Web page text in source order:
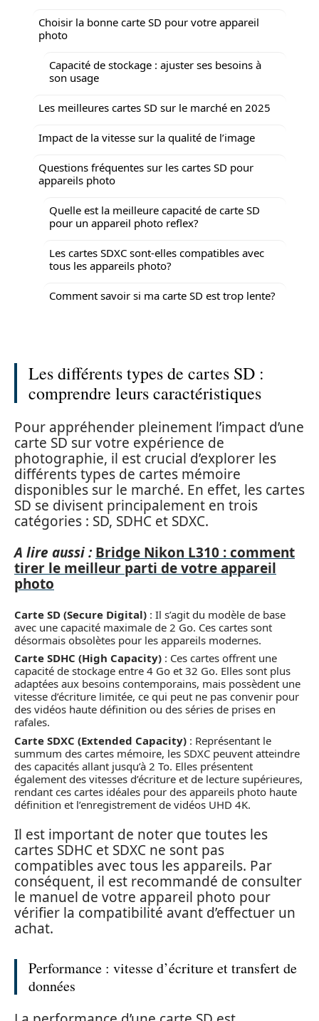
Choisir la bonne carte SD pour votre appareil
photo
Capacité de stockage : ajuster ses besoins à
son usage
Les meilleures cartes SD sur le marché en 2025
Impact de la vitesse sur la qualité de l’image
Questions fréquentes sur les cartes SD pour
appareils photo
Quelle est la meilleure capacité de carte SD
pour un appareil photo reflex?
Les cartes SDXC sont-elles compatibles avec
tous les appareils photo?
Comment savoir si ma carte SD est trop lente?
Les différents types de cartes SD :
comprendre leurs caractéristiques
Pour appréhender pleinement l’impact d’une
carte SD sur votre expérience de
photographie, il est crucial d’explorer les
différents types de cartes mémoire
disponibles sur le marché. En effet, les cartes
SD se divisent principalement en trois
catégories : SD, SDHC et SDXC.
A lire aussi : Bridge Nikon L310 : comment
tirer le meilleur parti de votre appareil
photo
Carte SD (Secure Digital) : Il s’agit du modèle de base
avec une capacité maximale de 2 Go. Ces cartes sont
désormais obsolètes pour les appareils modernes.
Carte SDHC (High Capacity) : Ces cartes offrent une
capacité de stockage entre 4 Go et 32 Go. Elles sont plus
adaptées aux besoins contemporains, mais possèdent une
vitesse d’écriture limitée, ce qui peut ne pas convenir pour
des vidéos haute définition ou des séries de prises en
rafales.
Carte SDXC (Extended Capacity) : Représentant le
summum des cartes mémoire, les SDXC peuvent atteindre
des capacités allant jusqu’à 2 To. Elles présentent
également des vitesses d’écriture et de lecture supérieures,
rendant ces cartes idéales pour des appareils photo haute
définition et l’enregistrement de vidéos UHD 4K.
Il est important de noter que toutes les
cartes SDHC et SDXC ne sont pas
compatibles avec tous les appareils. Par
conséquent, il est recommandé de consulter
le manuel de votre appareil photo pour
vérifier la compatibilité avant d’effectuer un
achat.
Performance : vitesse d’écriture et transfert de
données